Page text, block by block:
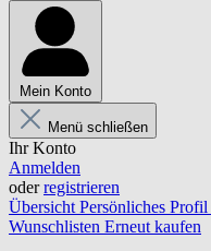
Mein Konto
Menü schließen
Ihr Konto
Anmelden
oderregistrieren
Übersicht Persönliches Profil
Wunschlisten Erneut kaufen